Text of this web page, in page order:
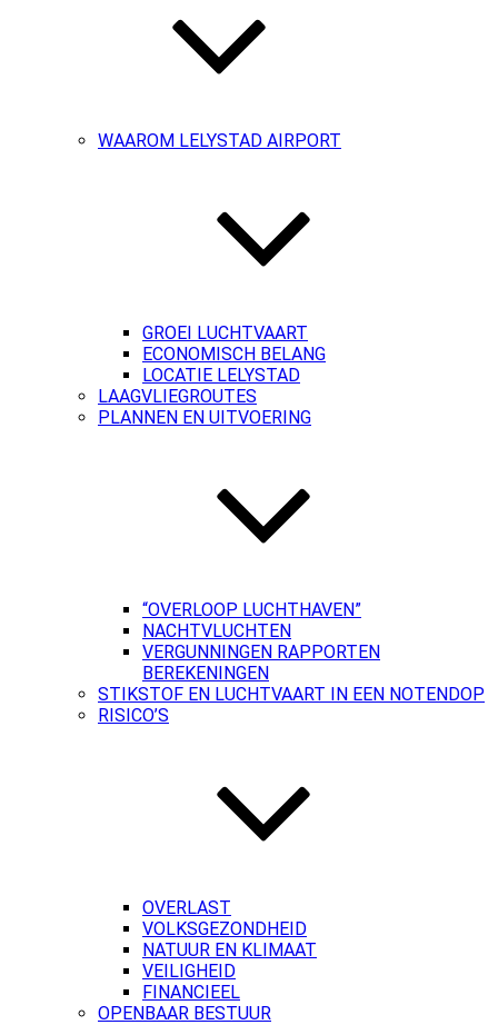
WAAROM LELYSTAD AIRPORT
GROEI LUCHTVAART
ECONOMISCH BELANG
LOCATIE LELYSTAD
LAAGVLIEGROUTES
PLANNEN EN UITVOERING
“OVERLOOP LUCHTHAVEN”
NACHTVLUCHTEN
VERGUNNINGEN RAPPORTEN
BEREKENINGEN
STIKSTOF EN LUCHTVAART IN EEN NOTENDOP
RISICO’S
OVERLAST
VOLKSGEZONDHEID
NATUUR EN KLIMAAT
VEILIGHEID
FINANCIEEL
OPENBAAR BESTUUR